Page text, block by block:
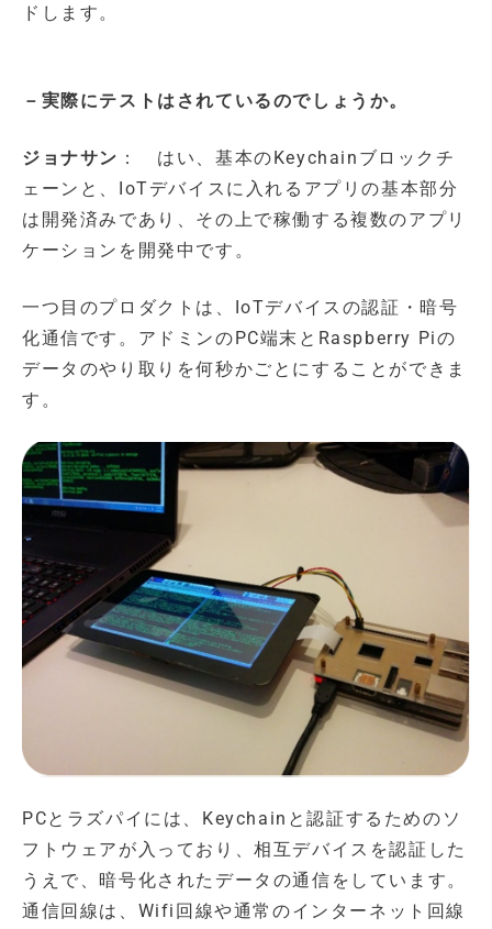
ドします。
－実際にテストはされているのでしょうか。
ジョナサン ： はい、基本のKeychainブロックチ
ェーンと、IoTデバイスに入れるアプリの基本部分
は開発済みであり、その上で稼働する複数のアプリ
ケーションを開発中です。
一つ目のプロダクトは、IoTデバイスの認証・暗号
化通信です。アドミンのPC端末とRaspberry Piの
データのやり取りを何秒かごとにすることができま
す。
PCとラズパイには、Keychainと認証するためのソ
フトウェアが入っており、相互デバイスを認証した
うえで、暗号化されたデータの通信をしています。
通信回線は、Wifi回線や通常のインターネット回線